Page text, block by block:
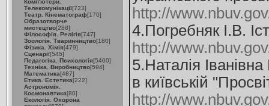
Комп'ютери.
Телекомунікації[723]
Театр. Кінематограф[170]
Образотворче
мистецтво[288]
Філософія. Релігія[747]
Зоологія. Тваринництво[180]
Фізика. Хімія[479]
Сценарії[545]
Педагогіка. Психологія[5400]
Техніка. Виробництво[594]
Математика[487]
Етика. Естетика[222]
Астрономія.
Космонавтика[80]
Екологія. Охорона
http://
4.Погребняк І.В.
http://
5.Наталія
в київській
http://